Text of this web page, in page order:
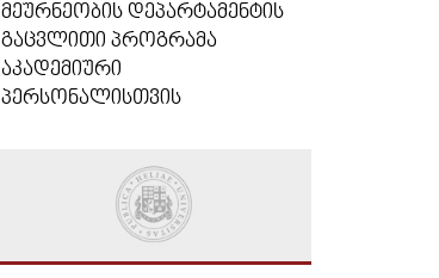
ᲛᲔᲣᲠᲜᲔᲝᲑᲘᲡ ᲓᲔᲞᲐᲠᲢᲐᲛᲔᲜᲢᲘᲡ
ᲒᲐᲪᲕᲚᲘᲗᲘ ᲞᲠᲝᲒᲠᲐᲛᲐ
ᲐᲙᲐᲓᲔᲛᲘᲣᲠᲘ
ᲞᲔᲠᲡᲝᲜᲐᲚᲘᲡᲗᲕᲘᲡ